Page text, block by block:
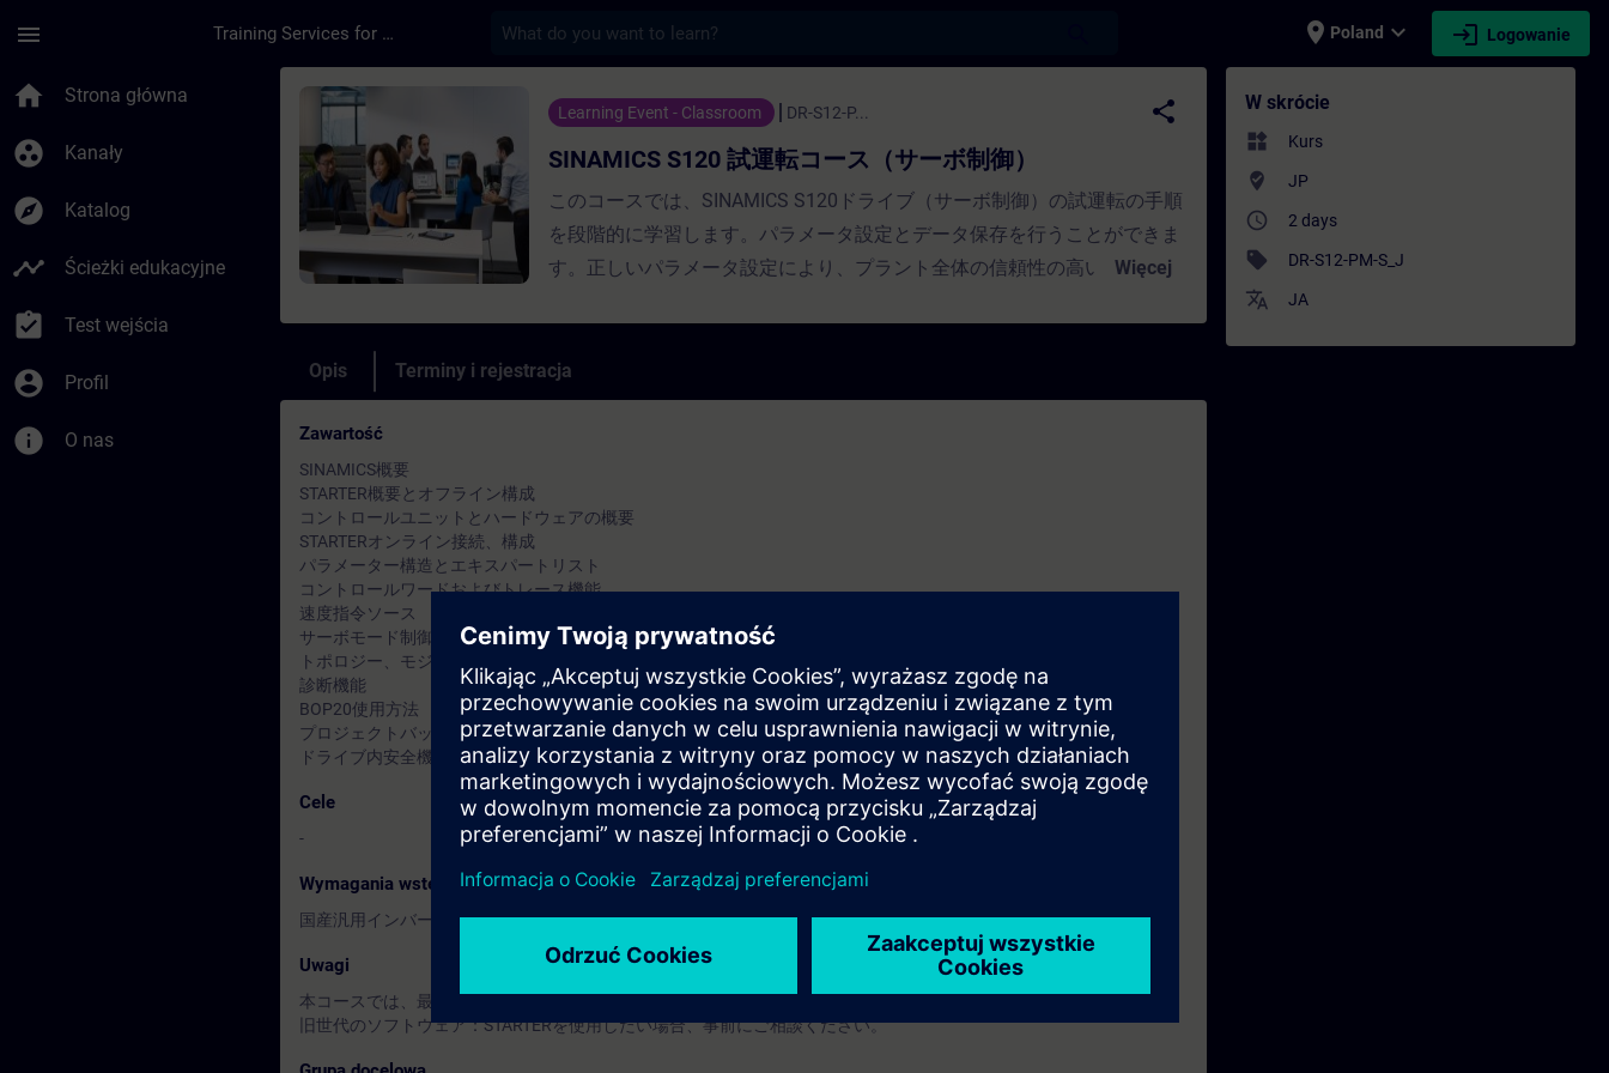
menu Training Services for Digital Industries place Poland expand_more login Logowanie
home Strona główna
group_work Kanały
explore Katalog
timeline Ścieżki edukacyjne
assignment_turned_in Test wejścia
account_circle Profil
info O nas
Kurs - SINAMICS S120 試運転コース（サーボ制御） - Szkolenie - Szkolenie - Rozwój zawodowy |
Learning Event - Classroom DR-S12-P...
share
SINAMICS S120 試運転コース（サーボ制御）
このコースでは、SINAMICS S120ドライブ（サーボ制御）の試運転の手順
を段階的に学習します。パラメータ設定とデータ保存を行うことができま
す。正しいパラメータ設定により、プラント全体の信頼性の高い運用をサ
ションに合わせて調整し、故障発生時に診断ツールを使用できるようにな
ります。
Więcej
Opis Terminy i rejestracja
Zawartość
SINAMICS概要
STARTER概要とオフライン構成
コントロールユニットとハードウェアの概要
STARTERオンライン接続、構成
パラメーター構造とエキスパートリスト
コントロールワードおよびトレース機能
速度指令ソース
サーボモード制御、調整
トポロジー、モジュール交換
診断機能
BOP20使用方法
プロジェクトバックアップと保存
ドライブ内安全機能
Cele
-
Wymagania wstępne
国産汎用インバーター、サーボの操作知識を有すること（推奨）
Uwagi
本コースでは、最新世代のソフトウェア：Startdrive (TIA-Portal)を使用します。
旧世代のソフトウェア：STARTERを使用したい場合、事前にご相談ください。
W skrócie
widgets Kurs
where_to_vote JP
access_time 2 days
sell DR-S12-PM-S_J
translate JA